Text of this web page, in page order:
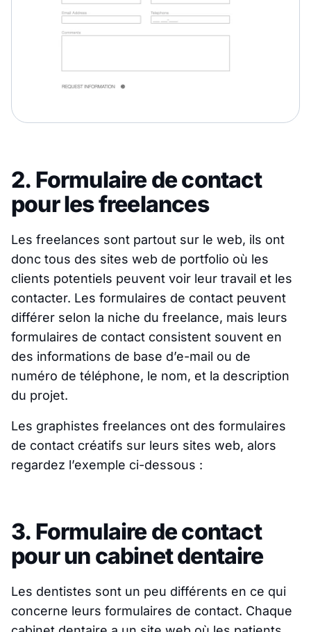
2. Formulaire de contact
pour les freelances
Les freelances sont partout sur le web, ils ont
donc tous des sites web de portfolio où les
clients potentiels peuvent voir leur travail et les
contacter. Les formulaires de contact peuvent
différer selon la niche du freelance, mais leurs
formulaires de contact consistent souvent en
des informations de base d’e-mail ou de
numéro de téléphone, le nom, et la description
du projet.
Les graphistes freelances ont des formulaires
de contact créatifs sur leurs sites web, alors
regardez l’exemple ci-dessous :
3. Formulaire de contact
pour un cabinet dentaire
Les dentistes sont un peu différents en ce qui
concerne leurs formulaires de contact. Chaque